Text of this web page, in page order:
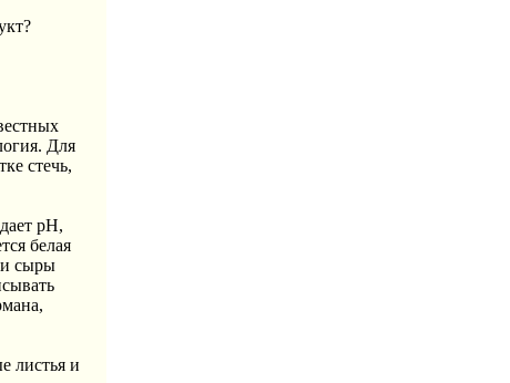
Для
стечь,
pH,
белая
сыры
листья и